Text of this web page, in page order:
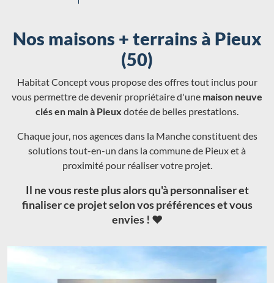
Nos maisons + terrains à Pieux
(50)
Habitat Concept vous propose des offres tout inclus pour
vous permettre de devenir propriétaire d'une maison neuve
clés en main à Pieux dotée de belles prestations.
Chaque jour, nos agences dans la Manche constituent des
solutions tout-en-un dans la commune de Pieux et à
proximité pour réaliser votre projet.
Il ne vous reste plus alors qu'à personnaliser et
finaliser ce projet selon vos préférences et vous
envies ! ❤️